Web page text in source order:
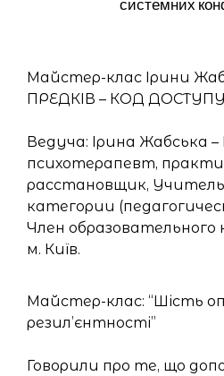
системних
Майстер-клас Ірини
ПРЕДКІВ – КОД
Ведуча: Ірина Жабська –
психотерапевт,
расстановщик,
категории
Член
м. Київ.
Майстер-клас: “Шість
резил’єнтності”
Говорили про те, що